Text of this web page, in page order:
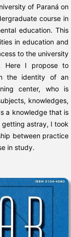
of Paraná on
course in
education. This
in education and
to the university
Here I propose to
the identity of an
center, who is
knowledges,
a knowledge that is
astray, I took
between practice
in study.